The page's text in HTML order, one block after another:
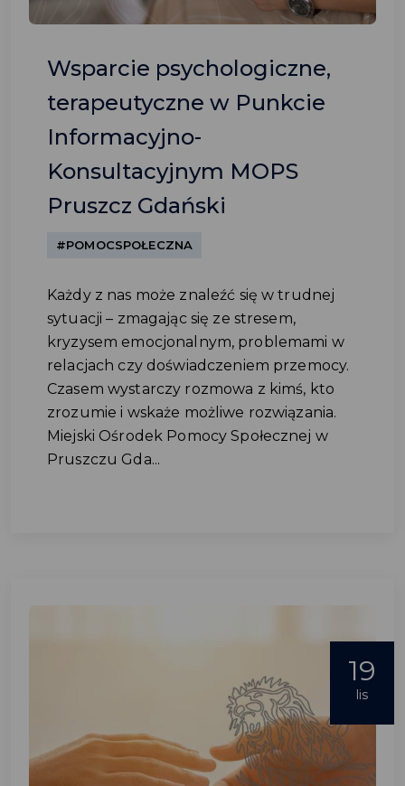
Wsparcie psychologiczne,
terapeutyczne w Punkcie
Informacyjno-
Konsultacyjnym MOPS
Pruszcz Gdański
#POMOCSPOŁECZNA
Każdy z nas może znaleźć się w trudnej
sytuacji – zmagając się ze stresem,
kryzysem emocjonalnym, problemami w
relacjach czy doświadczeniem przemocy.
Czasem wystarczy rozmowa z kimś, kto
zrozumie i wskaże możliwe rozwiązania.
Miejski Ośrodek Pomocy Społecznej w
Pruszczu Gda...
19
lis